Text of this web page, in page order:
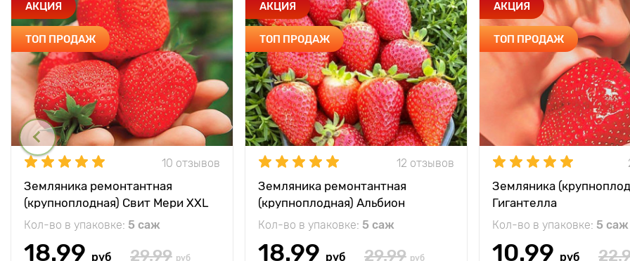
АКЦИЯ
ТОП ПРОДАЖ
10 отзывов
Земляника ремонтантная
(крупноплодная) Свит Мери XXL
Кол-во в упаковке: 5 саж
18.99 руб 29.99 руб
АКЦИЯ
ТОП ПРОДАЖ
12 отзывов
Земляника ремонтантная
(крупноплодная) Альбион
Кол-во в упаковке: 5 саж
18.99 руб 29.99 руб
АКЦИЯ
ТОП ПРОДАЖ
Земляника
Гигантелла
Кол-во в упаковке: 5 саж
10.99 руб